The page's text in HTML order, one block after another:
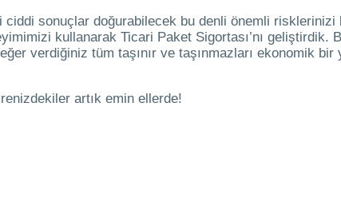
sonuçlar doğurabilecek bu denli önemli risklerinizi
kullanarak Ticari Paket Sigortası’nı geliştirdik.
verdiğiniz tüm taşınır ve taşınmazları ekonomik bir
artık emin ellerde!